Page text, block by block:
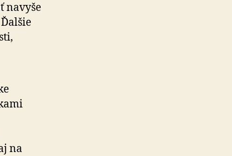
navyše
na